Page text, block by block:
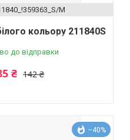
M
кольору 211840S
до відправки
142 ₴
₴
–40%